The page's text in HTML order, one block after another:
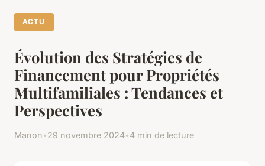
ACTU
Évolution des Stratégies de
Financement pour Propriétés
Multifamiliales : Tendances et
Perspectives
Manon•29 novembre 2024•4 min de lecture